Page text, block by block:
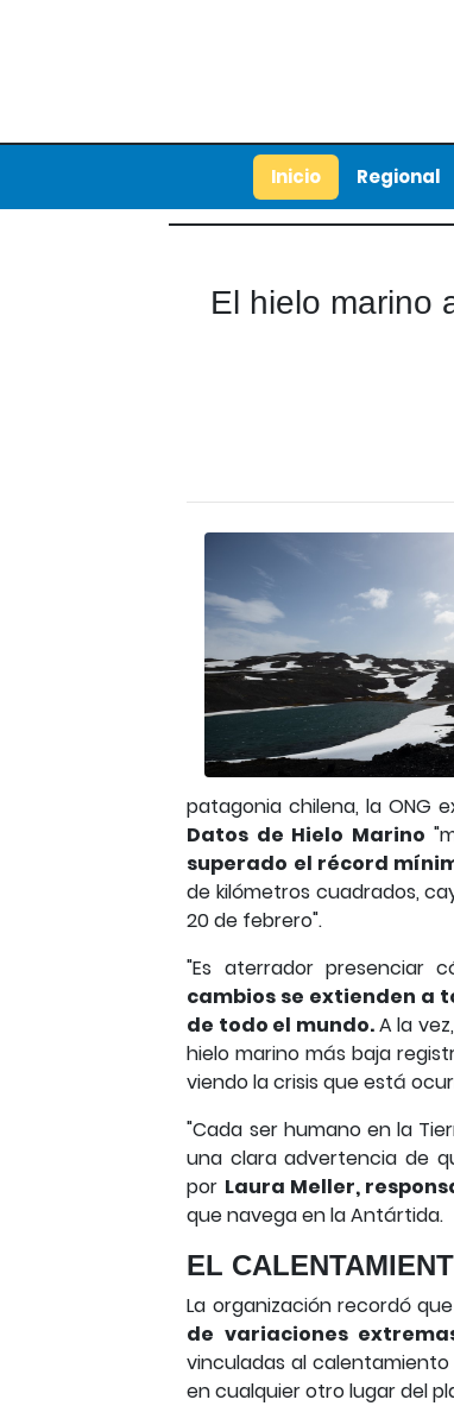
Inicio Regional
El hielo marino
patagonia chilena, la ONG
Datos de Hielo Marino
superado el récord
de kilómetros cuadrados,
20 de febrero".
"Es aterrador presenciar
cambios se extienden a
de todo el mundo.A la
hielo marino más baja
viendo la crisis que está
"Cada ser humano en la
una clara advertencia de
por Laura Meller,
que navega en la Antártida.
EL
La organización recordó
de variaciones
vinculadas al
en cualquier otro lugar del